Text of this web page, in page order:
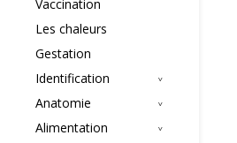
Vaccination
Les chaleurs
Gestation
Identification
Anatomie
Alimentation